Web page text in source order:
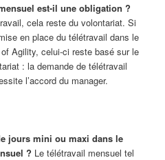
est-il une obligation ?
cela reste du volontariat. Si
en place du télétravail dans le
Agility, celui-ci reste basé sur le
: la demande de télétravail
l’accord du manager.
jours mini ou maxi dans le
? Le télétravail mensuel tel